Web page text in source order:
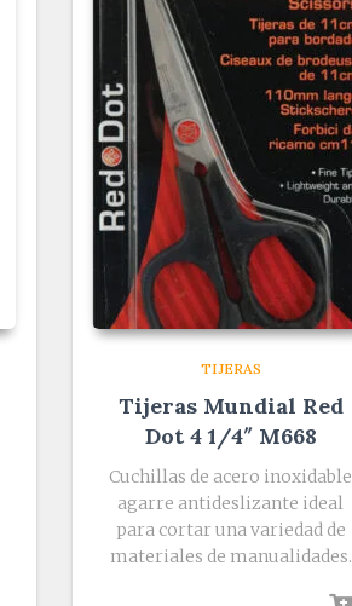
TIJERAS
Tijeras Mundial Red
Dot 4 1/4″ M668
Cuchillas de acero inoxidable
agarre antideslizante ideal
para cortar una variedad de
materiales de manualidades.